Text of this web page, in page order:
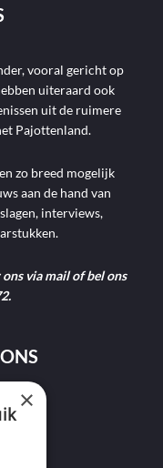
vooral gericht op
uiteraard ook
uit de ruimere
Pajottenland.
zo breed mogelijk
aan de hand van
interviews,
via mail of bel ons
×